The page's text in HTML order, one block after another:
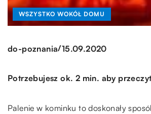
WSZYSTKO WOKÓŁ DOMU
do-poznania/15.09.2020
Potrzebujesz ok. 2 min. aby
Palenie w kominku to doskonały